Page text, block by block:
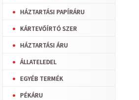
HÁZTARTÁSI PAPÍRÁRU
KÁRTEVŐÍRTÓ SZER
HÁZTARTÁSI ÁRU
ÁLLATELEDEL
EGYÉB TERMÉK
PÉKÁRU